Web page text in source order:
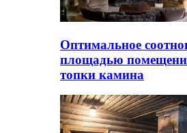
Оптимальное
площадью
топки камина